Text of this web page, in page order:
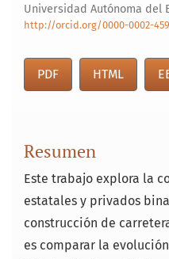
Universidad Autónoma del
http://orcid.org/0000-0002-
PDF HTML
Resumen
Este trabajo explora la
estatales y privados
construcción de
es comparar la